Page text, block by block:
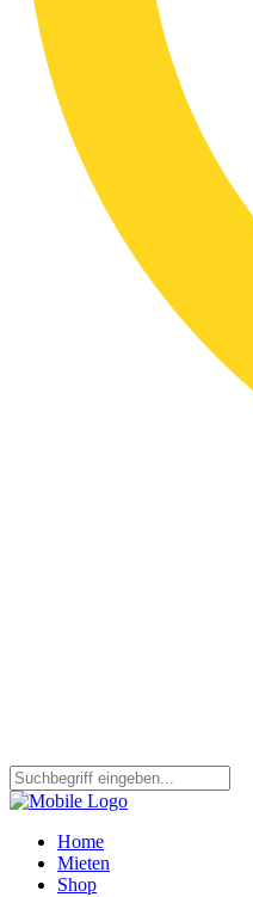
Home
Mieten
Shop